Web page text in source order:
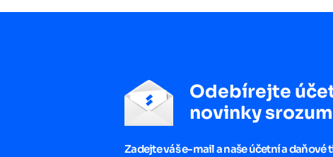
Odebírejte
novinky
Zadejte váš e-mail a naše účetní a